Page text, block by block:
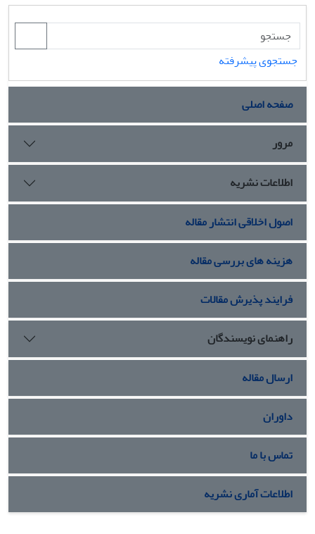
جستجوی پیشرفته
صفحه اصلی
مرور
اطلاعات نشریه
اصول اخلاقی انتشار مقاله
هزینه های بررسی مقاله
فرایند پذیرش مقالات
راهنمای نویسندگان
ارسال مقاله
داوران
تماس با ما
اطلاعات آماری نشریه